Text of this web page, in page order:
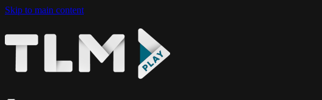
Skip to main content